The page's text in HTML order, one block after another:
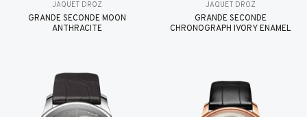
JAQUET DROZ
GRANDE SECONDE MOON
ANTHRACITE
JAQUET DROZ
GRANDE SECONDE
CHRONOGRAPH IVORY ENAMEL